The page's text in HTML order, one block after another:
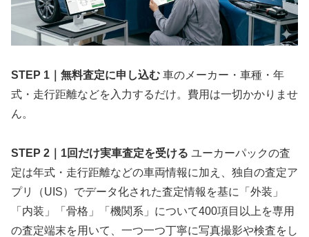
STEP 1｜無料査定に申し込む 車のメーカー・車種・年
式・走行距離などを入力するだけ。費用は一切かかりませ
ん。
STEP 2｜1回だけ実車査定を受ける ユーカーパックの査
定は年式・走行距離などの車両情報に加え、独自の査定ア
プリ（UIS）でデータ化された査定情報を基に「外装」
「内装」「骨格」「機関系」について400項目以上を専用
の査定端末を用いて、一つ一つ丁寧に写真撮影や検査をし